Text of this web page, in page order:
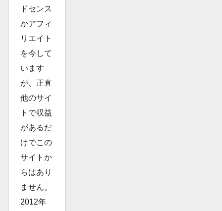
ドセンス
かアフィ
リエイト
を今して
います
が、正直
他のサイ
トで収益
があるだ
けでこの
サイトか
らはあり
ません。
2012年